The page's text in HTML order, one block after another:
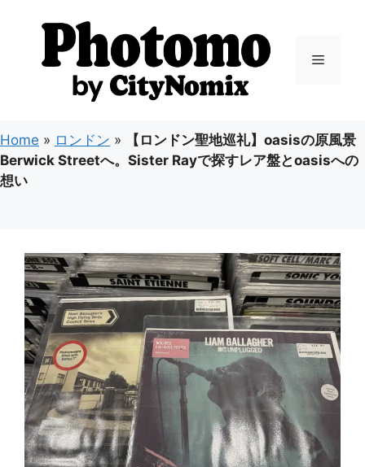
ス
キ
ッ
プ
メ
ュ
Home » ロンドン »
【ロンドン聖地巡礼】oasisの原風景
Berwick Streetへ。Sister Rayで探すレア盤とoasisへの
想い